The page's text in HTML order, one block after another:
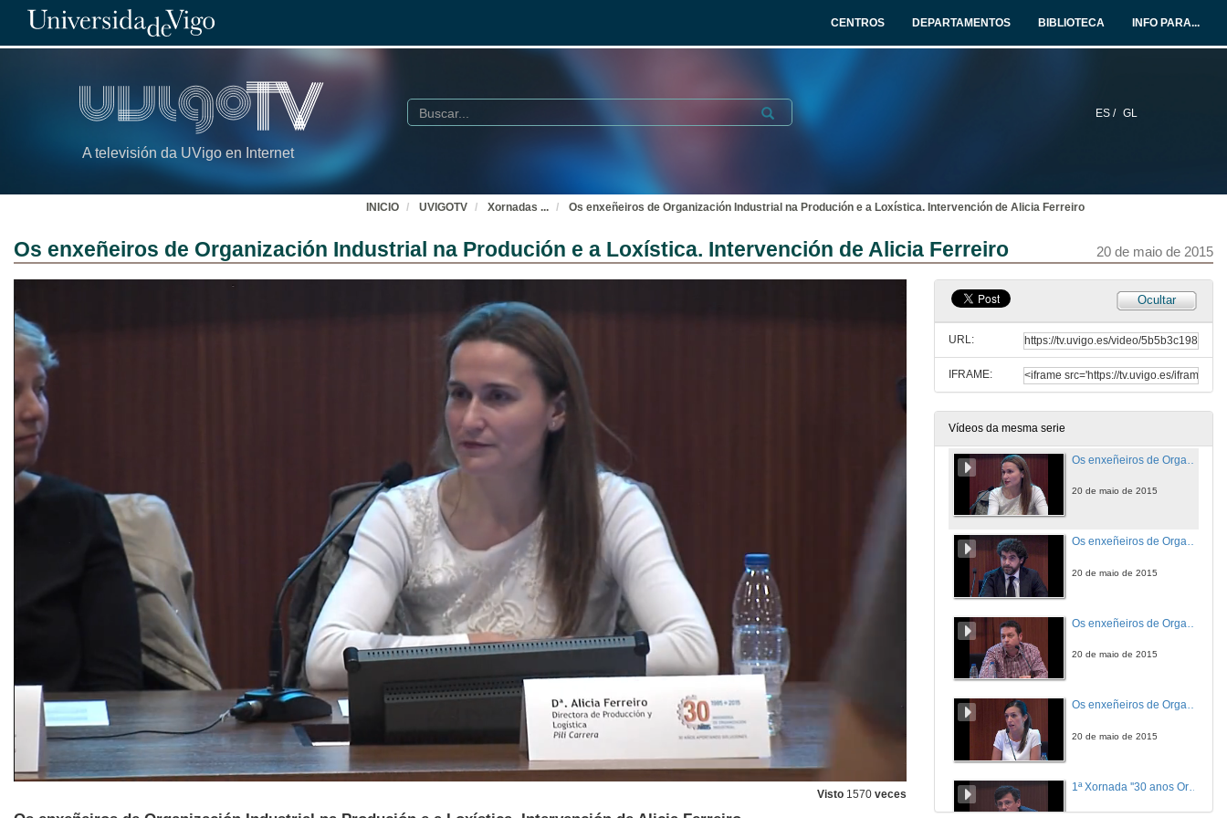
CENTROS DEPARTAMENTOS BIBLIOTECA INFO PARA...
A televisión da UVigo en Internet
ES / GL
Buscar Submit
INICIO UVIGOTV Xornadas ... Os enxeñeiros de Organización Industrial na Produción e a Loxística. Intervención de Alicia Ferreiro
Os enxeñeiros de Organización Industrial na Produción e a Loxística. Intervención de Alicia Ferreiro 20 de maio de 2015
Visto 1570 veces
Ocultar
URL:
IFRAME:
Vídeos da mesma serie
Os enxeñeiros de organización e a alta direción. Intervención de Jose Silveira Martín, Conselleiro Delegado POVISA.
20 de maio de 2015
Os enxeñeiros de Organización Industrial na Produción e a Loxística. Intervención de Fernando Casal
Os enxeñeiros de Organización Industrial na Produción e a Loxística. Intervención de Marián López
20 de maio de 2015
20 de maio de 2015
Os enxeñeiros de Organización Industrial na Produción e a Loxística. Intervención de Jesús Argüelles
20 de maio de 2015
20 de maio de 2015
Os enxeñeiros de Organización Industrial na Produción e a Loxística. Intervención de Marta Ramos
20 de maio de 2015